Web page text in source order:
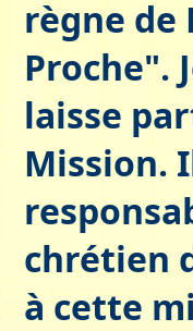
règne de
Proche".
laisse
Mission.
chrétien
à cette